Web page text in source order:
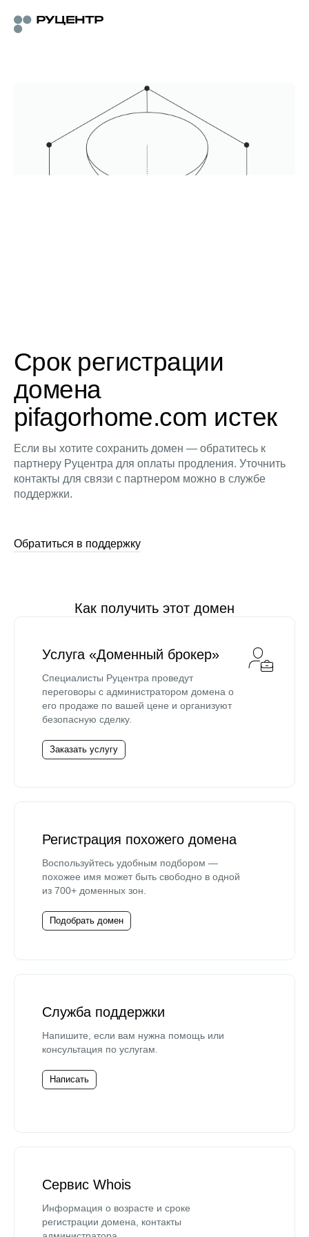
Срок регистрации
домена
pifagorhome.com истек
Если вы хотите сохранить домен — обратитесь к
партнеру Руцентра для оплаты продления. Уточнить
контакты для связи с партнером можно в службе
поддержки.
Обратиться в поддержку
Как получить этот домен
Услуга «Доменный брокер»
Специалисты Руцентра проведут
переговоры с администратором домена о
его продаже по вашей цене и организуют
безопасную сделку.
Заказать услугу
Регистрация похожего домена
Воспользуйтесь удобным подбором —
похожее имя может быть свободно в одной
из 700+ доменных зон.
Подобрать домен
Служба поддержки
Напишите, если вам нужна помощь или
консультация по услугам.
Написать
Сервис Whois
Информация о возрасте и сроке
регистрации домена, контакты